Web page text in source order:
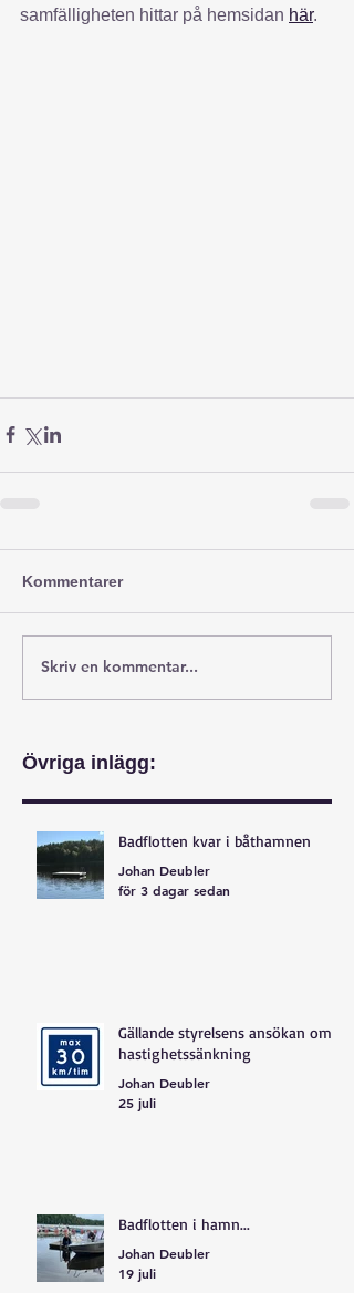
samfälligheten hittar på hemsidan här.
Kommentarer
Skriv en kommentar...
Övriga inlägg:
Badflotten kvar i båthamnen
Johan Deubler
för 3 dagar sedan
Gällande styrelsens ansökan om
hastighetssänkning
Johan Deubler
25 juli
Badflotten i hamn...
Johan Deubler
19 juli